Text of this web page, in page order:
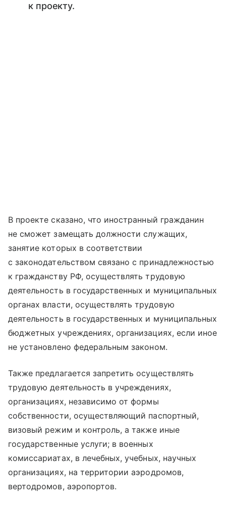
к проекту.
В проекте сказано, что иностранный гражданин
не сможет замещать должности служащих,
занятие которых в соответствии
с законодательством связано с принадлежностью
к гражданству РФ, осуществлять трудовую
деятельность в государственных и муниципальных
органах власти, осуществлять трудовую
деятельность в государственных и муниципальных
бюджетных учреждениях, организациях, если иное
не установлено федеральным законом.
Также предлагается запретить осуществлять
трудовую деятельность в учреждениях,
организациях, независимо от формы
собственности, осуществляющий паспортный,
визовый режим и контроль, а также иные
государственные услуги; в военных
комиссариатах, в лечебных, учебных, научных
организациях, на территории аэродромов,
вертодромов, аэропортов.